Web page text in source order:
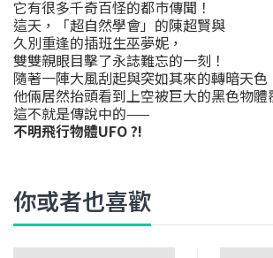
它有很多千奇百怪的都巿傳聞！
這天，「超自然學會」的陳超賢與
久別重逢的插班生巫夢妮，
雙雙親眼目擊了永誌難忘的一刻！
隨著一陣大風刮起與突如其來的轉暗天色
他倆居然抬頭看到上空被巨大的黑色物體
這不就是傳說中的——
不明飛行物體UFO ?!
你或者也喜歡